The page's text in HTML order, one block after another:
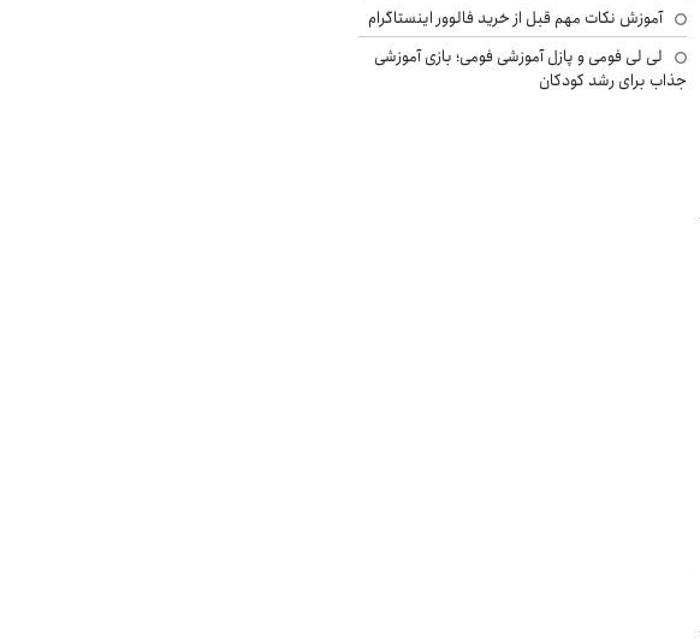
آموزش نکات مهم قبل از خرید فالوور اینستاگرام
لی لی فومی و پازل آموزشی فومی؛ بازی آموزشی
جذاب برای رشد کودکان